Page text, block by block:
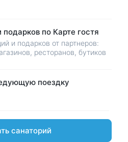
от местных жителей
по Карте гостя
и подарков от партнеров:
ресторанов, бутиков
поездку
санаторий